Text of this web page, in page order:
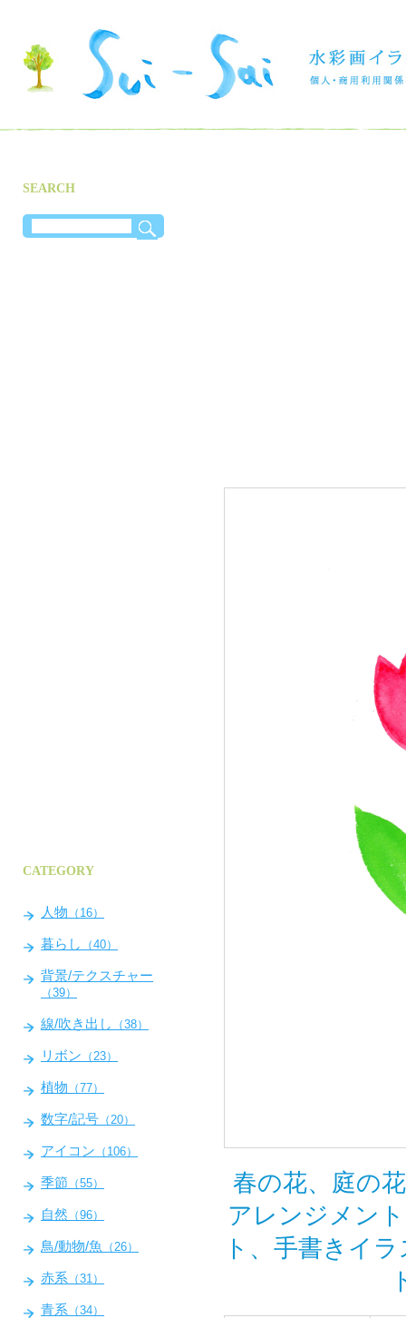
春の花、庭の
アレンジメン
ト、手書きイ
SEARCH
CATEGORY
人物 （16）
暮らし （40）
背景/テクスチャー
（39）
線/吹き出し （38）
リボン （23）
植物 （77）
数字/記号 （20）
アイコン （106）
季節 （55）
自然 （96）
鳥/動物/魚 （26）
赤系 （31）
青系 （34）